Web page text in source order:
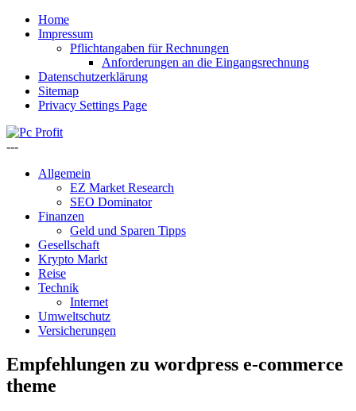
Home
Impressum
Pflichtangaben für Rechnungen
Anforderungen an die Eingangsrechnung
Datenschutzerklärung
Sitemap
Privacy Settings Page
---
Allgemein
EZ Market Research
SEO Dominator
Finanzen
Geld und Sparen Tipps
Gesellschaft
Krypto Markt
Reise
Technik
Internet
Umweltschutz
Versicherungen
Empfehlungen zu wordpress e-commerce
theme